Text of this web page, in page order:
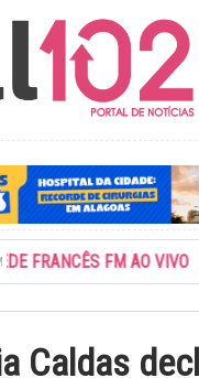
FM AO VIVO
Caldas